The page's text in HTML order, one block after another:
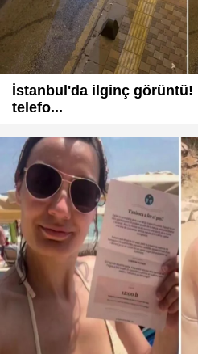
İstanbul'da ilginç görüntü!
telefo...